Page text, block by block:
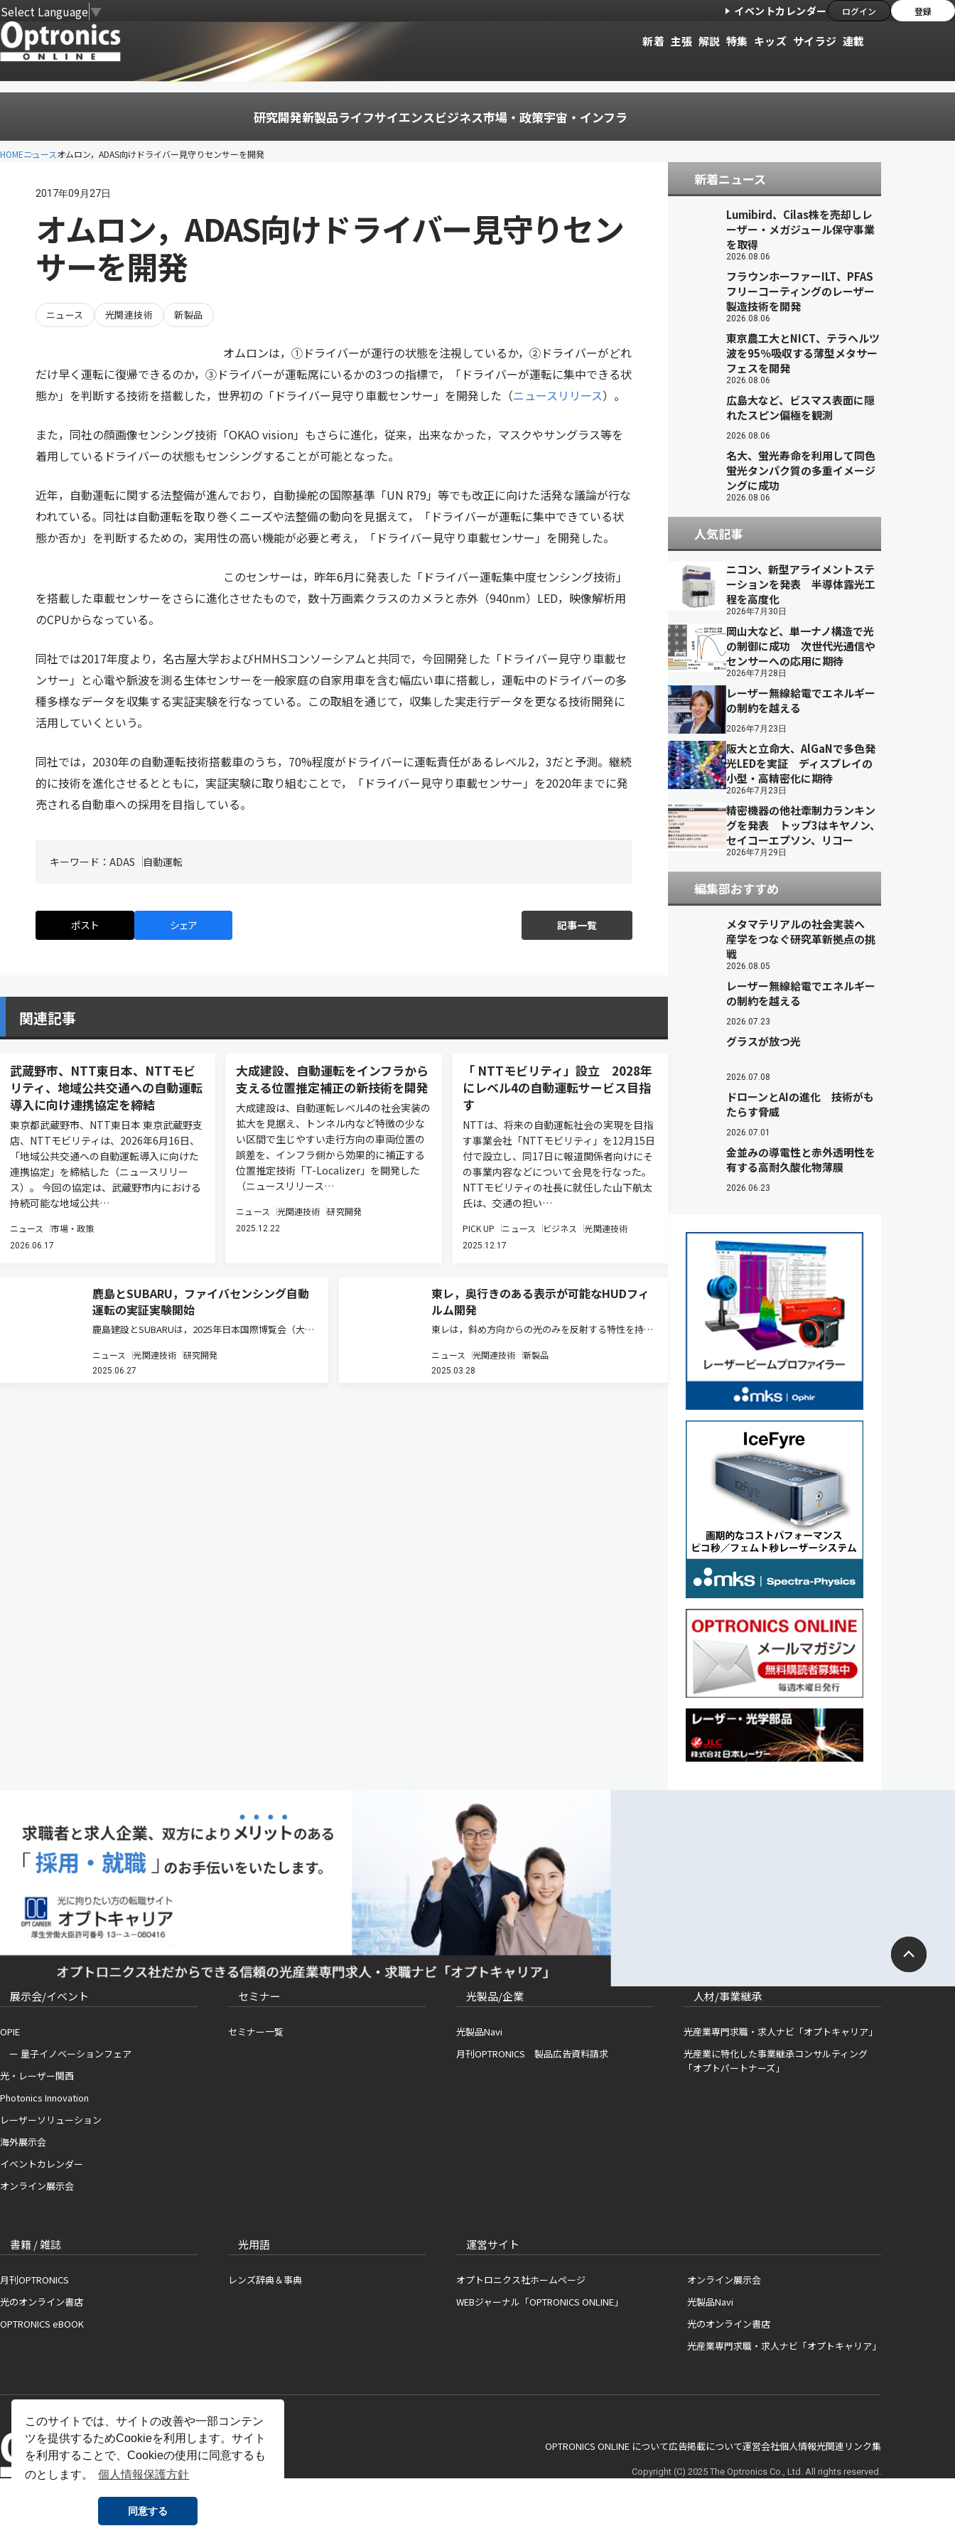
このサイトでは、サイトの改善や一部コンテン
ツを提供するためCookieを利用します。サイト
を利用することで、Cookieの使用に同意するも
のとします。
個人情報保護方針
同意する
Select Language▼ イベントカレンダー ログイン 登録
新着 主張 解説 特集 キッズ サイラジ 連載
研究開発新製品ライフサイエンスビジネス市場・政策宇宙・インフラ
HOMEニュースオムロン，ADAS向けドライバー見守りセンサーを開発
2017年09月27日
オムロン，ADAS向けドライバー見守りセン
サーを開発
ニュース 光関連技術 新製品
オムロンは，①ドライバーが運行の状態を注視しているか，②ドライバーがどれ
だけ早く運転に復帰できるのか，③ドライバーが運転席にいるかの3つの指標で，「ドライバーが運転に集中できる状
態か」を判断する技術を搭載した，世界初の「ドライバー見守り車載センサー」を開発した（ニュースリリース）。
また，同社の顔画像センシング技術「OKAO vision」もさらに進化，従来，出来なかった，マスクやサングラス等を
着用しているドライバーの状態もセンシングすることが可能となった。
近年，自動運転に関する法整備が進んでおり，自動操舵の国際基準「UN R79」等でも改正に向けた活発な議論が行な
われている。同社は自動運転を取り巻くニーズや法整備の動向を見据えて，「ドライバーが運転に集中できている状
態か否か」を判断するための，実用性の高い機能が必要と考え，「ドライバー見守り車載センサー」を開発した。
このセンサーは，昨年6月に発表した「ドライバー運転集中度センシング技術」
を搭載した車載センサーをさらに進化させたもので，数十万画素クラスのカメラと赤外（940nm）LED，映像解析用
のCPUからなっている。
同社では2017年度より，名古屋大学およびHMHSコンソーシアムと共同で，今回開発した「ドライバー見守り車載セ
ンサー」と心電や脈波を測る生体センサーを一般家庭の自家用車を含む幅広い車に搭載し，運転中のドライバーの多
種多様なデータを収集する実証実験を行なっている。この取組を通じて，収集した実走行データを更なる技術開発に
活用していくという。
同社では，2030年の自動運転技術搭載車のうち，70%程度がドライバーに運転責任があるレベル2，3だと予測。継続
的に技術を進化させるとともに，実証実験に取り組むことで，「ドライバー見守り車載センサー」を2020年までに発
売される自動車への採用を目指している。
キーワード： ADAS 自動運転
ポスト シェア 記事一覧
関連記事
武蔵野市、NTT東日本、NTTモビ
リティ、地域公共交通への自動運転
導入に向け連携協定を締結
東京都武蔵野市、NTT東日本 東京武蔵野支
店、NTTモビリティは、2026年6月16日、
「地域公共交通への自動運転導入に向けた
連携協定」を締結した（ニュースリリー
ス）。 今回の協定は、武蔵野市内における
持続可能な地域公共…
ニュース 市場・政策
2026.06.17
大成建設、自動運転をインフラから
支える位置推定補正の新技術を開発
大成建設は、自動運転レベル4の社会実装の
拡大を見据え、トンネル内など特徴の少な
い区間で生じやすい走行方向の車両位置の
誤差を、インフラ側から効果的に補正する
位置推定技術「T-Localizer」を開発した
（ニュースリリース…
ニュース 光関連技術 研究開発
2025.12.22
「 NTTモビリティ」設立 2028年
にレベル4の自動運転サービス目指
す
NTTは、将来の自動運転社会の実現を目指
す事業会社「NTTモビリティ」を12月15日
付で設立し、同17日に報道関係者向けにそ
の事業内容などについて会見を行なった。
NTTモビリティの社長に就任した山下航太
氏は、交通の担い…
PICK UP ニュース ビジネス 光関連技術
2025.12.17
鹿島とSUBARU，ファイバセンシング自動
運転の実証実験開始
鹿島建設とSUBARUは，2025年日本国際博覧会（大
ている高速道路において，大阪市の協力のもと，アス
ファルト舗装の内部に光ファイバセンサケーブルを敷
ニュース 光関連技術 研究開発
2025.06.27
東レ，奥行きのある表示が可能なHUDフィ
ルム開発
東レは，斜め方向からの光のみを反射する特性を持つ
た（ニュースリリース）。 ヘッドアップディスプレー
（HUD）は，運転に関連する情報をフロントガラス上
ニュース 光関連技術 新製品
2025.03.28
新着ニュース
Lumibird、Cilas株を売却しレ
ーザー・メガジュール保守事業
を取得
2026.08.06
フラウンホーファーILT、PFAS
フリーコーティングのレーザー
製造技術を開発
2026.08.06
東京農工大とNICT、テラヘルツ
波を95％吸収する薄型メタサー
フェスを開発
2026.08.06
広島大など、ビスマス表面に隠
れたスピン偏極を観測
2026.08.06
名大、蛍光寿命を利用して同色
蛍光タンパク質の多重イメージ
ングに成功
2026.08.06
人気記事
ニコン、新型アライメントステ
ーションを発表 半導体露光工
程を高度化
2026年7月30日
岡山大など、単一ナノ構造で光
の制御に成功 次世代光通信や
センサーへの応用に期待
2026年7月28日
レーザー無線給電でエネルギー
の制約を越える
2026年7月23日
阪大と立命大、AlGaNで多色発
光LEDを実証 ディスプレイの
小型・高精密化に期待
2026年7月23日
精密機器の他社牽制力ランキン
グを発表 トップ3はキヤノン、
セイコーエプソン、リコー
2026年7月29日
編集部おすすめ
メタマテリアルの社会実装へ
産学をつなぐ研究革新拠点の挑
戦
2026.08.05
レーザー無線給電でエネルギー
の制約を越える
2026.07.23
グラスが放つ光
2026.07.08
ドローンとAIの進化 技術がも
たらす脅威
2026.07.01
金並みの導電性と赤外透明性を
有する高耐久酸化物薄膜
2026.06.23
展示会/イベント
OPIE
ー 量子イノベーションフェア
光・レーザー関西
Photonics Innovation
レーザーソリューション
海外展示会
イベントカレンダー
オンライン展示会
セミナー
セミナー一覧
光製品/企業
光製品Navi
月刊OPTRONICS 製品広告資料請求
人材/事業継承
光産業専門求職・求人ナビ「オプトキャリア」
光産業に特化した事業継承コンサルティング
「オプトパートナーズ」
書籍 / 雑誌
月刊OPTRONICS
光のオンライン書店
OPTRONICS eBOOK
光用語
レンズ辞典＆事典
運営サイト
オプトロニクス社ホームページ
WEBジャーナル「OPTRONICS ONLINE」
オンライン展示会
光製品Navi
光のオンライン書店
光産業専門求職・求人ナビ「オプトキャリア」
OPTRONICS ONLINE について広告掲載について運営会社個人情報光関連リンク集
Copyright (C) 2025 The Optronics Co., Ltd. All rights reserved.